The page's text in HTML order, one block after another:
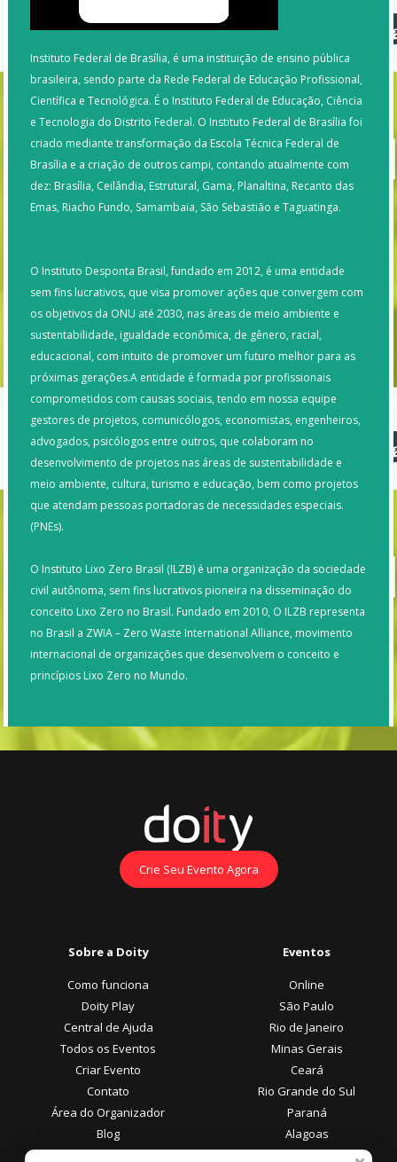
Instituto Federal de Brasília, é uma instituição de ensino pública
brasileira, sendo parte da Rede Federal de Educação Profissional,
Científica e Tecnológica. É o Instituto Federal de Educação, Ciência
e Tecnologia do Distrito Federal. O Instituto Federal de Brasília foi
criado mediante transformação da Escola Técnica Federal de
Brasília e a criação de outros campi, contando atualmente com
dez: Brasília, Ceilândia, Estrutural, Gama, Planaltina, Recanto das
Emas, Riacho Fundo, Samambaia, São Sebastião e Taguatinga.
O Instituto Desponta Brasil, fundado em 2012, é uma entidade
sem fins lucrativos, que visa promover ações que convergem com
os objetivos da ONU até 2030, nas áreas de meio ambiente e
sustentabilidade, igualdade econômica, de gênero, racial,
educacional, com intuito de promover um futuro melhor para as
próximas gerações.A entidade é formada por profissionais
comprometidos com causas sociais, tendo em nossa equipe
gestores de projetos, comunicólogos, economistas, engenheiros,
advogados, psicólogos entre outros, que colaboram no
desenvolvimento de projetos nas áreas de sustentabilidade e
meio ambiente, cultura, turismo e educação, bem como projetos
que atendam pessoas portadoras de necessidades especiais.
(PNEs).
O Instituto Lixo Zero Brasil (ILZB) é uma organização da sociedade
civil autônoma, sem fins lucrativos pioneira na disseminação do
conceito Lixo Zero no Brasil. Fundado em 2010, O ILZB representa
no Brasil a ZWIA – Zero Waste International Alliance, movimento
internacional de organizações que desenvolvem o conceito e
princípios Lixo Zero no Mundo.
Crie Seu Evento Agora
Sobre a Doity
Como funciona
Doity Play
Central de Ajuda
Todos os Eventos
Criar Evento
Contato
Área do Organizador
Blog
Eventos
Online
São Paulo
Rio de Janeiro
Minas Gerais
Ceará
Rio Grande do Sul
Paraná
Alagoas